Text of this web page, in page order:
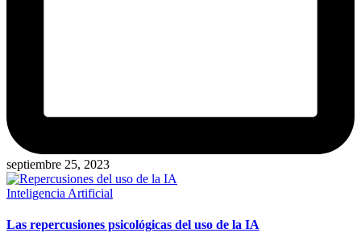
septiembre 25, 2023
Publicado
Inteligencia Artificial
Las repercusiones psicológicas del uso de la IA